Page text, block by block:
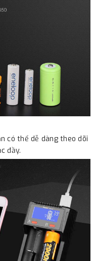
có thể dễ dàng theo dõi
đầy.